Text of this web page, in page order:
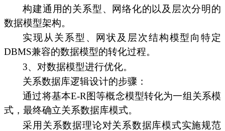
构建通用的关系型、网络化的以及层次分明的
数据模型架构。
实现从关系型、网状及层次结构模型向特定
DBMS兼容的数据模型的转化过程。
3、对数据模型进行优化。
关系数据库逻辑设计的步骤：
通过将基本E-R图等概念模型转化为一组关系模
式，最终确立关系数据库模式。
采用关系数据理论对关系数据库模式实施规范